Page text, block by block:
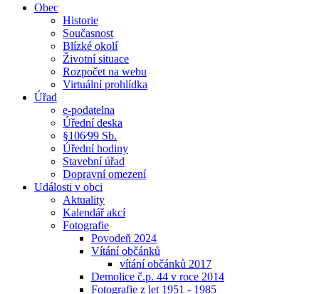
Obec
Historie
Současnost
Blízké okolí
Životní situace
Rozpočet na webu
Virtuální prohlídka
Úřad
e-podatelna
Úřední deska
§106⁄99 Sb.
Úřední hodiny
Stavební úřad
Dopravní omezení
Události v obci
Aktuality
Kalendář akcí
Fotografie
Povodeň 2024
Vítání občánků
vítání občánků 2017
Demolice č.p. 44 v roce 2014
Fotografie z let 1951 - 1985